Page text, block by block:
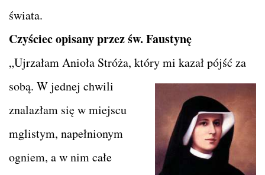
świata.
Czyściec opisany przez św. Faustynę
„Ujrzałam Anioła Stróża, który mi kazał pójść za
sobą. W jednej chwili
znalazłam się w miejscu
mglistym, napełnionym
ogniem, a w nim całe